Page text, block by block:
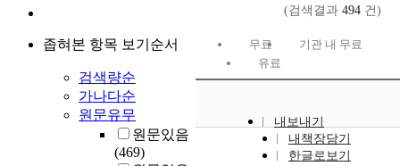
좁혀본 항목 보기순서
검색량순
가나다순
원문유무
원문있음
(469)
(검색결과 494 건)
무료
기관 내 무료
유료
내보내기
내책장담기
한글로보기